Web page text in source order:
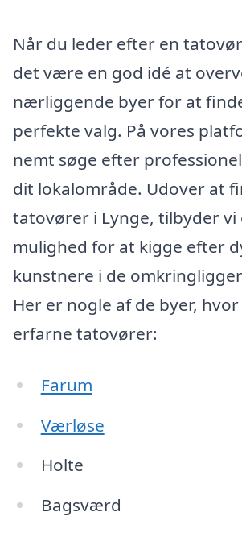
Når du leder efter en
det være en god idé at
nærliggende byer for at
perfekte valg. På vores
nemt søge efter
dit lokalområde. Udover at
tatovører i Lynge, tilbyder vi
mulighed for at kigge efter
kunstnere i de
Her er nogle af de byer,
erfarne tatovører:
Farum
Værløse
Holte
Bagsværd